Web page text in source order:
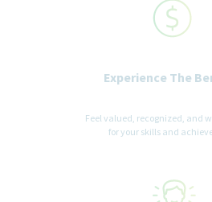
Experience The
Feel valued, recognized, and
for your skills and